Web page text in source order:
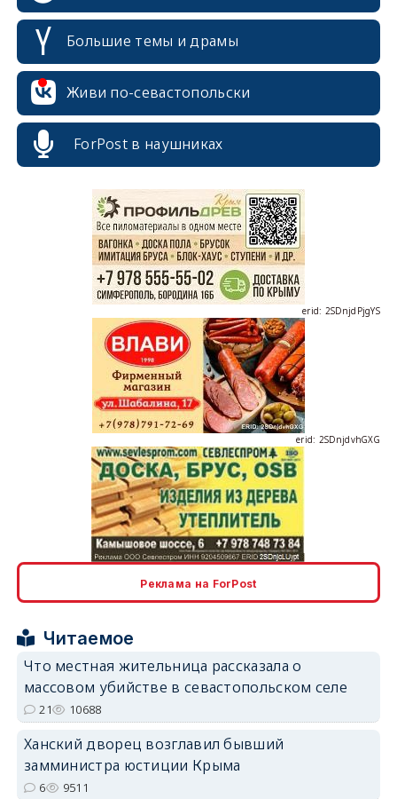
Большие темы и драмы
Живи по-севастопольски
ForPost в наушниках
erid: 2SDnjcrDNw6
erid: 2SDnjdvhGXG
erid: 2SDnjcLUypt
erid: 2SDnjcrDNw6
Реклама на ForPost
Читаемое
Что местная жительница рассказала о
массовом убийстве в севастопольском селе
21 10688
Ханский дворец возглавил бывший
замминистра юстиции Крыма
6 9511